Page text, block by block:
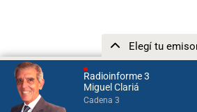
Radioinforme 3
Miguel Clariá
Cadena 3
Elegí tu